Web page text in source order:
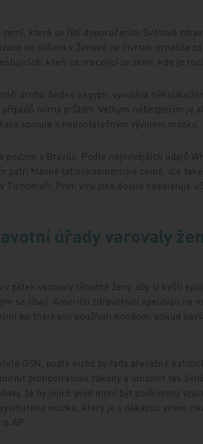
která se řídí doporučením Světové
se sídlem v Ženevě ve čtvrtek označila
kteří se vracející ze zemí, kde je
druhu Aedes aegypti, vyvolává
mírný průběh. Velkým nebezpečím je
spojuje s nedostatečným vývinem mozku.
podzim v Brazílii. Podle nejnovějších údajů
patří hlavně latinskoamerické země, ale také
Tichomoří. Proti viru zika dosud neexistuje
úřady varovaly
pátek varovaly těhotné ženy, aby si kvůli
se líbají. Američtí zdravotníci apelovali na
partnerkami používali kondom, pokud
OSN, podle nichž by řada převážně
protipotratové zákony a umožnit tak
že by jejich plod mohl být poškozený
mozku, který je s nákazou virem
AP.